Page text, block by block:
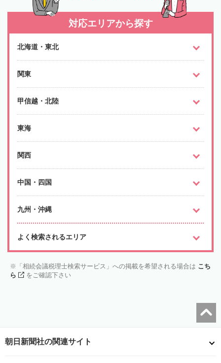
対応エリアから探す
北海道・東北
関東
甲信越・北陸
東海
関西
中国・四国
九州・沖縄
よく検索されるエリア
「相続会議税理士検索サービス」への掲載を希望される場合は こち
ら
をご確認下さい
朝日新聞社の関連サイト